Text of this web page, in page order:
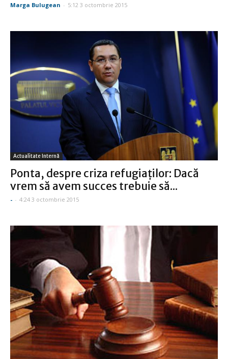
Marga Bulugean - 5:12 3 octombrie 2015
Actualitate Internă
Ponta, despre criza refugiaţilor: Dacă
vrem să avem succes trebuie să...
- - 4:24 3 octombrie 2015